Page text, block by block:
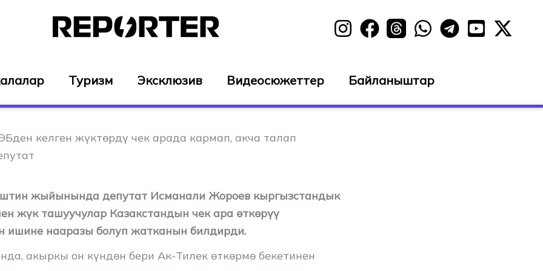
Туризм Эксклюзив Видеосюжеттер Байланыштар
келген жүктөрдү чек арада кармап, акча талап
жыйынында депутат Исманали Жороев кыргызстандык
жүк ташуучулар Казакстандын чек ара өткөрүү
ишине нааразы болуп жатканын билдирди.
акыркы он күндөн бери Ак-Тилек өткөрмө бекетинен